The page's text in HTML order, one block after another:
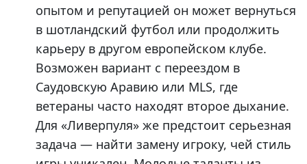
опытом и репутацией он может вернуться
в шотландский футбол или продолжить
карьеру в другом европейском клубе.
Возможен вариант с переездом в
Саудовскую Аравию или MLS, где
ветераны часто находят второе дыхание.
Для «Ливерпуля» же предстоит серьезная
задача — найти замену игроку, чей стиль